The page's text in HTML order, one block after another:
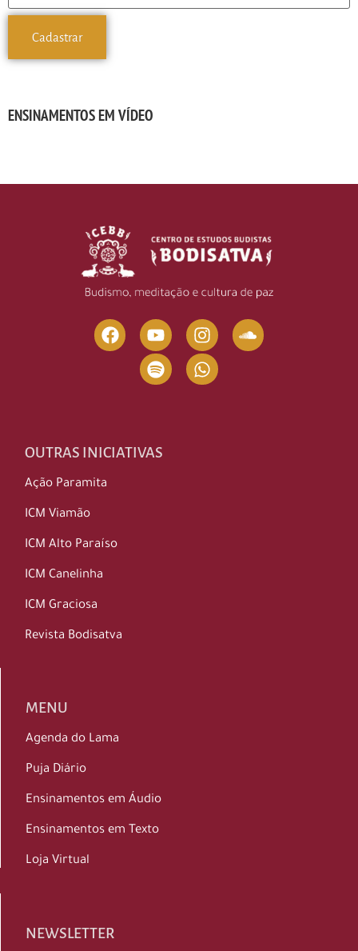
ENSINAMENTOS EM VÍDEO
OUTRAS INICIATIVAS
Ação Paramita
ICM Viamão
ICM Alto Paraíso
ICM Canelinha
ICM Graciosa
Revista Bodisatva
MENU
Agenda do Lama
Puja Diário
Ensinamentos em Áudio
Ensinamentos em Texto
Loja Virtual
NEWSLETTER